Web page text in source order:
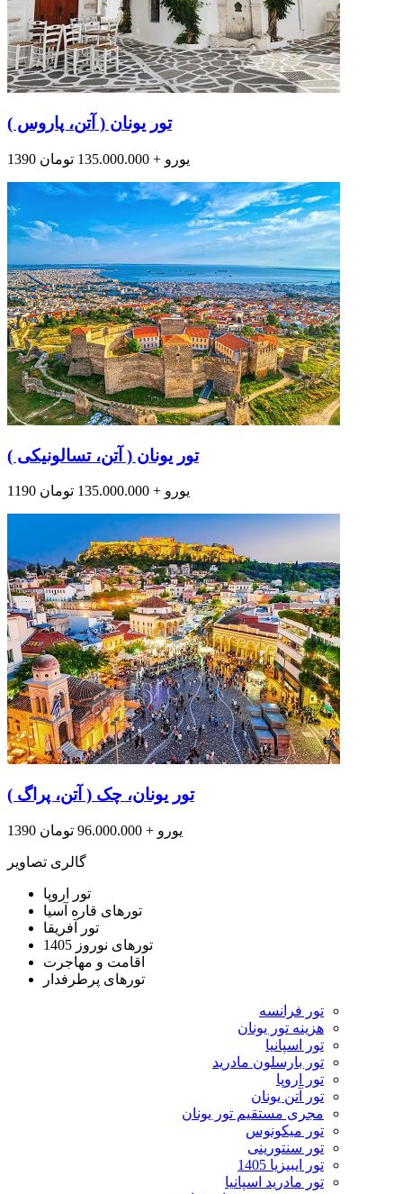
تور یونان ( آتن، پاروس )
1390 یورو + 135.000.000 تومان
تور یونان ( آتن، تسالونیکی )
1190 یورو + 135.000.000 تومان
تور یونان، چک ( آتن، پراگ )
1390 یورو + 96.000.000 تومان
گالری تصاویر
تور اروپا
تورهای قاره آسیا
تور آفریقا
تورهای نوروز 1405
اقامت و مهاجرت
تورهای پرطرفدار
تور فرانسه
هزینه تور یونان
تور اسپانیا
تور بارسلون مادرید
تور اروپا
تور آتن یونان
مجری مستقیم تور یونان
تور میکونوس
تور سنتورینی
تور ایبیزیا 1405
تور مادرید اسپانیا